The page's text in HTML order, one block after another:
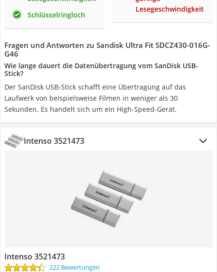
Schlüsselringloch
Lesegeschwindigkeit
Fragen und Antworten zu Sandisk Ultra Fit SDCZ430-016G-
G46
Wie lange dauert die Datenübertragung vom SanDisk USB-
Stick?
Der SanDisk USB-Stick schafft eine Übertragung auf das
Laufwerk von beispielsweise Filmen in weniger als 30
Sekunden. Es handelt sich um ein High-Speed-Gerät.
Intenso 3521473
Intenso 3521473
222 Bewertungen